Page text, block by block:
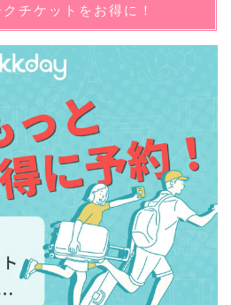
チケットをお得に！